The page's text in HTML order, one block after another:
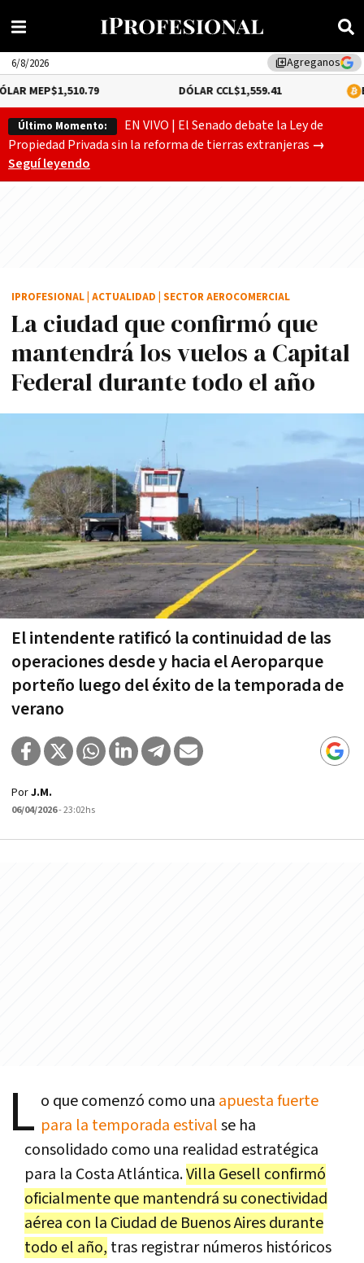
library_addAgreganos
6/8/2026
$1,510.79 DÓLAR CCL$1,559.41 BITCOIN
Último Momento:
EN VIVO | El Senado debate la Ley de
Propiedad Privada sin la reforma de tierras extranjeras →
Seguí leyendo
La ciudad que confirmó que
mantendrá los vuelos a Capital
Federal durante todo el año
El intendente ratificó la continuidad de las
operaciones desde y hacia el Aeroparque
porteño luego del éxito de la temporada de
verano
IPROFESIONAL ACTUALIDAD SECTOR AEROCOMERCIAL
PorJ.M.
06/04/2026- 23:02hs
L o que comenzó como una apuesta fuerte
para la temporada estivalse ha
consolidado como una realidad estratégica
para la Costa Atlántica.Villa Gesell confirmó
oficialmente que mantendrá su conectividad
aérea con la Ciudad de Buenos Aires durante
todo el año, tras registrar números históricos